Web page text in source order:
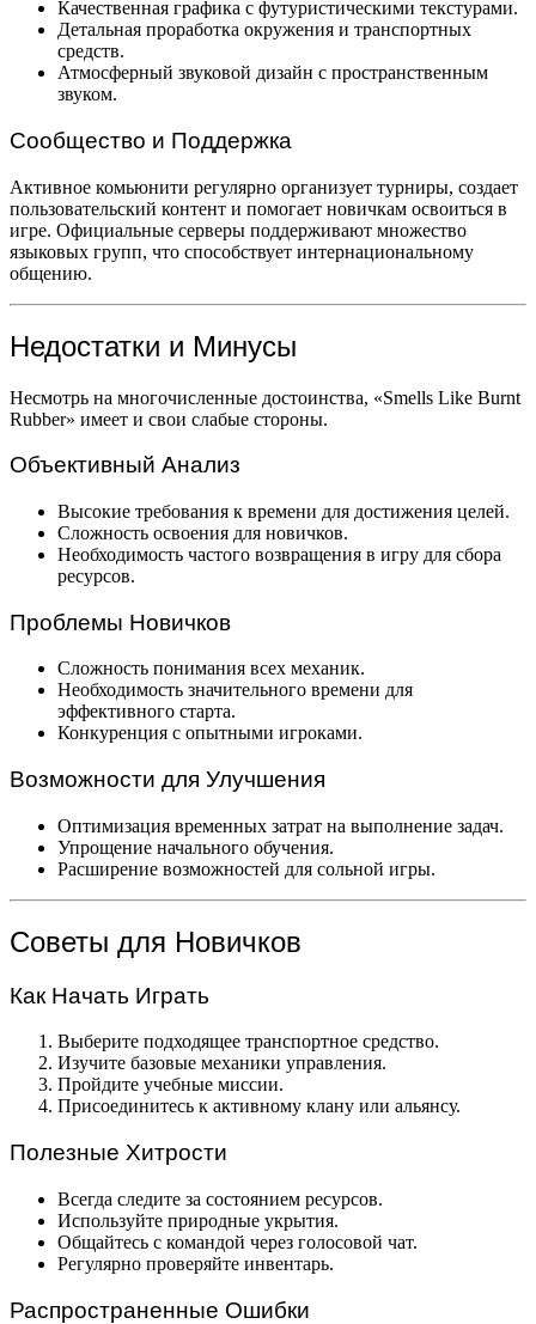
Качественная графика с футуристическими текстурами.
Детальная проработка окружения и транспортных
средств.
Атмосферный звуковой дизайн с пространственным
звуком.
Сообщество и Поддержка
Активное комьюнити регулярно организует турниры, создает
пользовательский контент и помогает новичкам освоиться в
игре. Официальные серверы поддерживают множество
языковых групп, что способствует интернациональному
общению.
Недостатки и Минусы
Несмотрь на многочисленные достоинства, «Smells Like Burnt
Rubber» имеет и свои слабые стороны.
Объективный Анализ
Высокие требования к времени для достижения целей.
Сложность освоения для новичков.
Необходимость частого возвращения в игру для сбора
ресурсов.
Проблемы Новичков
Сложность понимания всех механик.
Необходимость значительного времени для
эффективного старта.
Конкуренция с опытными игроками.
Возможности для Улучшения
Оптимизация временных затрат на выполнение задач.
Упрощение начального обучения.
Расширение возможностей для сольной игры.
Советы для Новичков
Как Начать Играть
Выберите подходящее транспортное средство.
Изучите базовые механики управления.
Пройдите учебные миссии.
Присоединитесь к активному клану или альянсу.
Полезные Хитрости
Всегда следите за состоянием ресурсов.
Используйте природные укрытия.
Общайтесь с командой через голосовой чат.
Регулярно проверяйте инвентарь.
Распространенные Ошибки